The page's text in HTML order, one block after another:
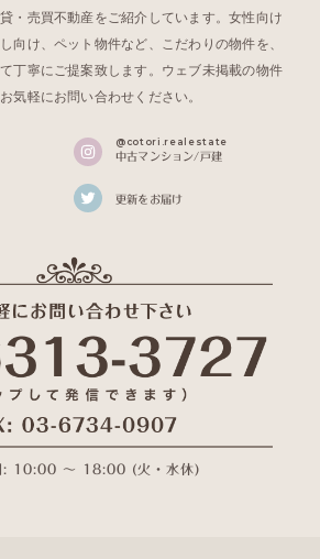
・売買不動産をご紹介しています。女性向け
向け、ペット物件など、こだわりの物件を、
丁寧にご提案致します。ウェブ未掲載の物件
気軽にお問い合わせください。
@cotori.realestate
中古マンション/戸建
更新をお届け
: 10:00 〜 18:00 (火・水休)